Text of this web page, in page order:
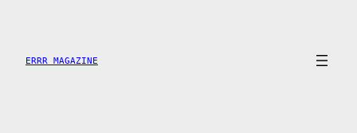
contenido
ERRR MAGAZINE